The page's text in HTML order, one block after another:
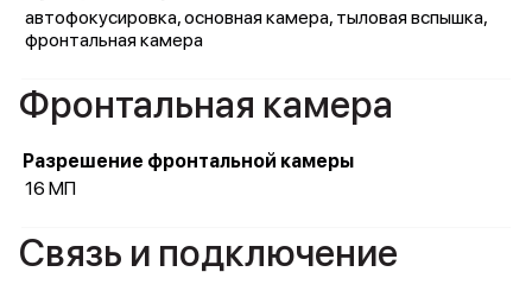
автофокусировка, основная камера, тыловая вспышка,
фронтальная камера
Фронтальная камера
Разрешение фронтальной камеры
16 МП
Связь и подключение